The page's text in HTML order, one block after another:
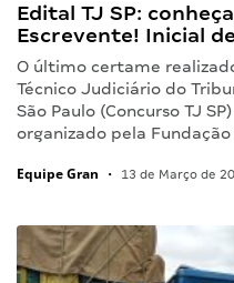
Edital TJ SP:
Escrevente! Inicial
O último certame
Técnico Judiciário do
São Paulo (Concurso TJ
organizado pela
Equipe Gran • 13 de Março de